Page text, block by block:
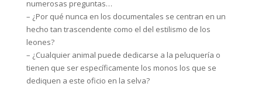
numerosas preguntas…
– ¿Por qué nunca en los documentales se centran en un
hecho tan trascendente como el del estilismo de los
leones?
– ¿Cualquier animal puede dedicarse a la peluquería o
tienen que ser específicamente los monos los que se
dediquen a este oficio en la selva?